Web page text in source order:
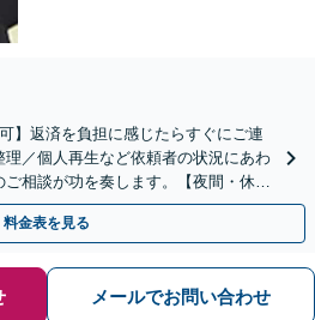
】返済を負担に感じたらすぐにご連
／個人再生など依頼者の状況にあわ
相談が功を奏します。【夜間・休日
料金表を見る
メールでお問い合わせ